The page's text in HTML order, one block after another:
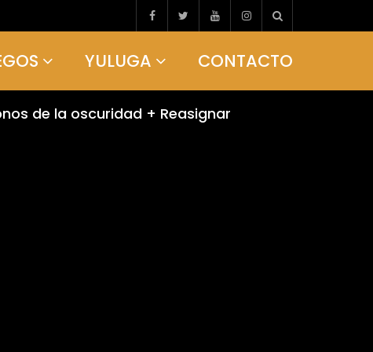
YULUGA CONTACTO
de la oscuridad + Reasignar